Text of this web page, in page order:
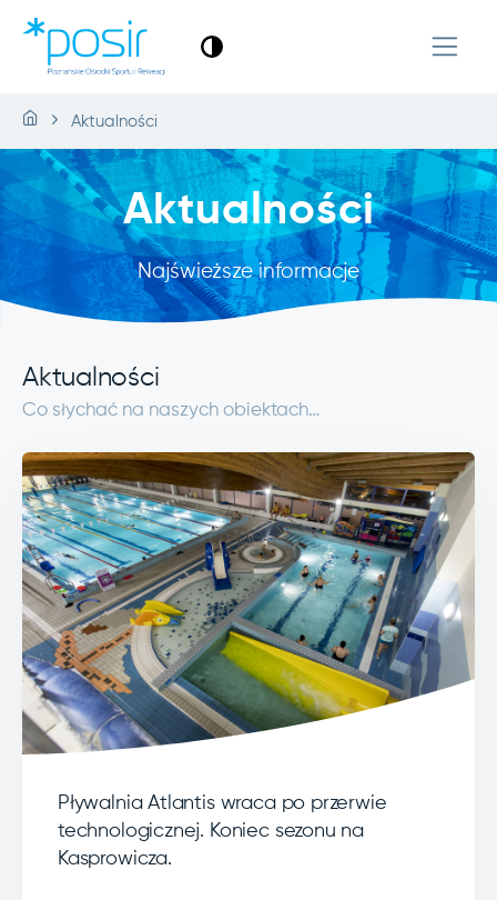
Aktualności
Aktualności
Najświeższe informacje
Aktualności
Co słychać na naszych obiektach…
Pływalnia Atlantis wraca po przerwie
technologicznej. Koniec sezonu na
Kasprowicza.